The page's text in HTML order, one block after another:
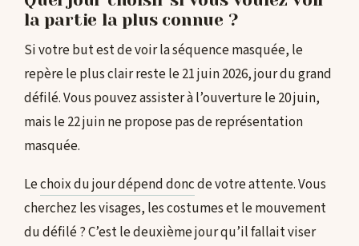
la partie la plus connue ?
Si votre but est de voir la séquence masquée, le
repère le plus clair reste le 21 juin 2026, jour du grand
défilé. Vous pouvez assister à l’ouverture le 20 juin,
mais le 22 juin ne propose pas de représentation
masquée.
Lechoix du jour dépend doncde votre attente. Vous
cherchez les visages, les costumes et le mouvement
du défilé ? C’est le deuxième jour qu’il fallait viser